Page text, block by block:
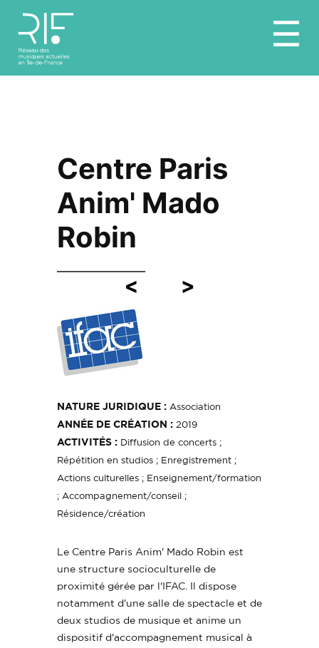
☰
Centre Paris
Anim' Mado
Robin
NATURE JURIDIQUE : Association
ANNÉE DE CRÉATION : 2019
ACTIVITÉS : Diffusion de concerts ;
Répétition en studios ; Enregistrement ;
Actions culturelles ; Enseignement/formation
; Accompagnement/conseil ;
Résidence/création
Le Centre Paris Anim' Mado Robin est
une structure socioculturelle de
proximité gérée par l'IFAC. Il dispose
notamment d'une salle de spectacle et de
deux studios de musique et anime un
dispositif d'accompagnement musical à
< >